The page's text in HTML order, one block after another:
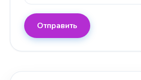
Отправить